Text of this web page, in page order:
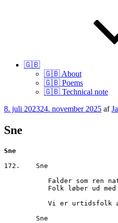
🇬🇧
🇬🇧 About
🇬🇧 Poems
🇬🇧 Technical note
Udgivet
8. juli 202324. november 2025 af
Sne
Sne
172.	Sne